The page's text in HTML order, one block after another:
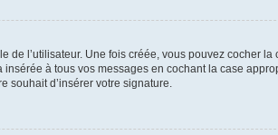
l’utilisateur. Une fois créée, vous pouvez cocher
à tous vos messages en cochant la case
souhait d’insérer votre signature.